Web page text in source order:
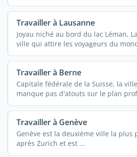
Travailler à Lausanne
Joyau niché au bord du lac Léman,
ville qui attire les voyageurs du
Travailler à Berne
Capitale fédérale de la Suisse, la
manque pas d'atouts sur le plan
Travailler à Genève
Genève est la deuxième ville la plus
après Zurich et est ...